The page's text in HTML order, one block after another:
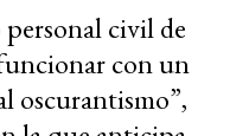
civil de
con un
oscurantismo”,